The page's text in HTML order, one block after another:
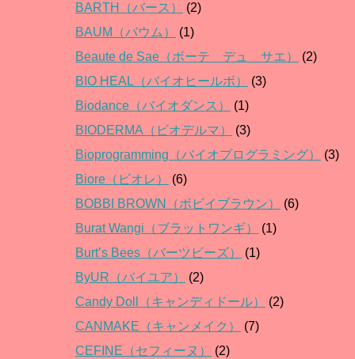
BARTH（バース）
(2)
BAUM（バウム）
(1)
Beaute de Sae（ボーテ デュ サエ）
(2)
BIO HEAL（バイオヒールボ）
(3)
Biodance（バイオダンス）
(1)
BIODERMA（ビオデルマ）
(3)
Bioprogramming（バイオプログラミング）
(3)
Biore（ビオレ）
(6)
BOBBI BROWN（ボビイブラウン）
(6)
Burat Wangi（ブラットワンギ）
(1)
Burt’s Bees（バーツビーズ）
(1)
ByUR（バイユア）
(2)
Candy Doll（キャンディドール）
(2)
CANMAKE（キャンメイク）
(7)
CEFINE（セフィーヌ）
(2)